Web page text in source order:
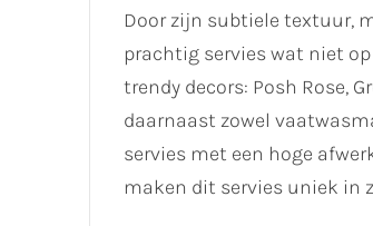
Door zijn subtiele textuur,
prachtig servies wat niet
trendy decors: Posh Rose,
daarnaast zowel
servies met een hoge
maken dit servies uniek in